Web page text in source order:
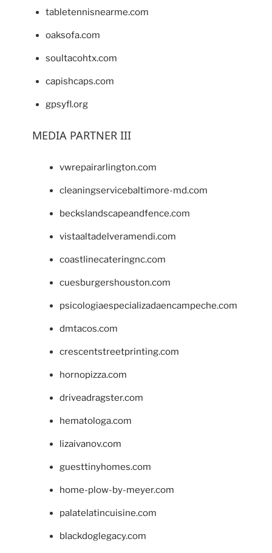
tabletennisnearme.com
oaksofa.com
soultacohtx.com
capishcaps.com
gpsyfl.org
MEDIA PARTNER III
vwrepairarlington.com
cleaningservicebaltimore-md.com
beckslandscapeandfence.com
vistaaltadelveramendi.com
coastlinecateringnc.com
cuesburgershouston.com
psicologiaespecializadaencampeche.com
dmtacos.com
crescentstreetprinting.com
hornopizza.com
driveadragster.com
hematologa.com
lizaivanov.com
guesttinyhomes.com
home-plow-by-meyer.com
palatelatincuisine.com
blackdoglegacy.com